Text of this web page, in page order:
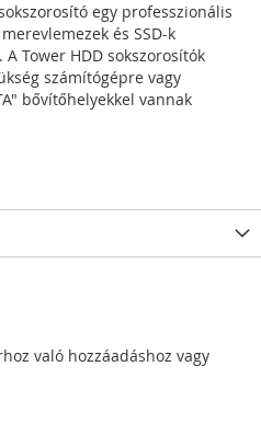
egy professzionális
és SSD-k
Tower HDD sokszorosítók
számítógépre vagy
bővítőhelyekkel vannak
való hozzáadáshoz vagy